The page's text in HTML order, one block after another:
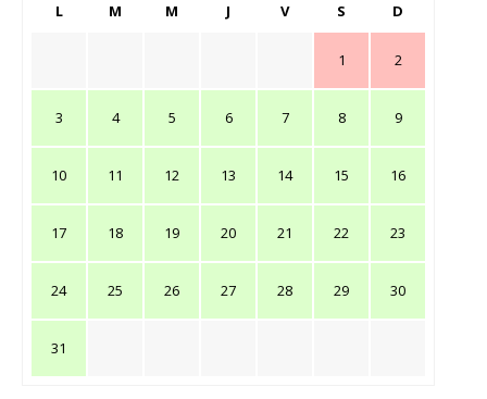
L M M J V S D
1 2
3 4 5 6 7 8 9
10 11 12 13 14 15 16
17 18 19 20 21 22 23
24 25 26 27 28 29 30
31